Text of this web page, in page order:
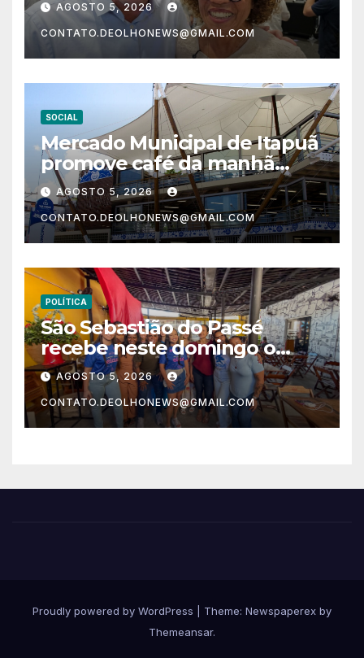
eleições de 2026
AGOSTO 5, 2026
CONTATO.DEOLHONEWS@GMAIL.COM
SOCIAL
Mercado Municipal de Itapuã
promove café da manhã
especial em homenagem ao
Dia dos Pais
AGOSTO 5, 2026
CONTATO.DEOLHONEWS@GMAIL.COM
POLÍTICA
São Sebastião do Passé
recebe neste domingo o
Correr Por Elas
AGOSTO 5, 2026
CONTATO.DEOLHONEWS@GMAIL.COM
Proudly powered by WordPress
Theme: Newspaperex by
Themeansar.